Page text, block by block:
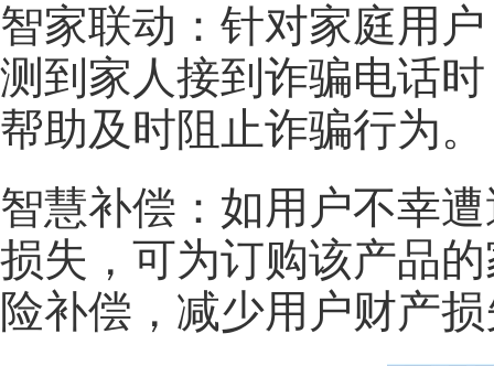
智家联动：针对家庭用
测到家人接到诈骗电话
帮助及时阻止诈骗行为。
智慧补偿：如用户不幸
损失，可为订购该产品
险补偿，减少用户财产